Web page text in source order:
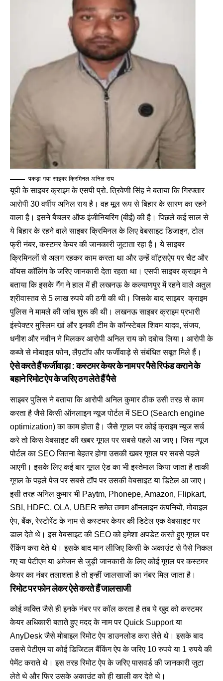
पकड़ा गया साइबर क्रिमिनल अनिल राय
यूपी के साइबर क्राइम के एसपी प्रो. त्रिवेणी सिंह ने बताया कि गिरफ्तार
आरोपी 30 वर्षीय अनिल राय है। वह मूल रूप से बिहार के सारण का रहने
वाला है। इसने बैचलर ऑफ इंजीनियरिंग (बीई) की है। पिछले कई साल से
ये बिहार के रहने वाले साइबर क्रिमिनल के लिए वेबसाइट डिजाइन, टोल
फ्री नंबर, कस्टमर केयर की जानकारी जुटाता रहा है। ये साइबर
क्रिमिनलों से अलग रहकर काम करता था और उन्हें वॉट्सऐप पर चैट और
वॉयस कॉलिंग के जरिए जानकारी देता रहता था। एसपी साइबर क्राइम ने
बताया कि इसके गैंग ने हाल में ही लखनऊ के कल्याणपुर में रहने वाले अतुल
श्रीवास्तव से 5 लाख रुपये की ठगी की थी। जिसके बाद साइबर क्राइम
पुलिस ने मामले की जांच शुरू की थी। लखनऊ साइबर क्राइम प्रभारी
इंस्पेक्टर मुस्लिम खां और इनकी टीम के कॉन्स्टेबल शिवम यादव, संजय,
धनीश और नवीन ने मिलकर आरोपी अनिल राय को दबोच लिया। आरोपी के
कब्जे से मोबाइल फोन, लैप़टॉप और फर्जीवाड़े से संबंधित सबूत मिले हैं।
ऐसे करते हैं फर्जीवाड़ा : कस्टमर केयर के नाम पर पैसे रिफंड कराने के
बहाने रिमोट ऐप के जरिए ठग लेते हैं पैसे
साइबर पुलिस ने बताया कि आरोपी अनिल कुमार ठीक उसी तरह से काम
करता है जैसे किसी ऑनलाइन न्यूज पोर्टल में SEO (Search engine
optimization) का काम होता है। जैसे गूगल पर कोई क्राइम न्यूज सर्च
करे तो किस वेबसाइट की खबर गूगल पर सबसे पहले आ जाए। जिस न्यूज
पोर्टल का SEO जितना बेहतर होगा उसकी खबर गूगल पर सबसे पहले
आएगी। इसके लिए कई बार गूगल ऐड का भी इस्तेमाल किया जाता है ताकी
गूगल के पहले पेज पर सबसे टॉप पर उसकी वेबसाइट या डिटेल आ जाए।
इसी तरह अनिल कुमार भी Paytm, Phonepe, Amazon, Flipkart,
SBI, HDFC, OLA, UBER समेत तमाम ऑनलाइन कंपनियों, मोबाइल
ऐप, बैंक, रेस्टोरेंट के नाम से कस्टमर केयर की डिटेल एक वेबसाइट पर
डाल देते थे। इस वेबसाइट की SEO को हमेशा अपडेट करते हुए गूगल पर
रैंकिंग करा देते थे। इसके बाद मान लीजिए किसी के अकाउंट से पैसे निकल
गए या पेटीएम या अमेजन से जुड़ी जानकारी के लिए कोई गूगल पर कस्टमर
केयर का नंबर तलाशता है तो इन्हीं जालसाजों का नंबर मिल जाता है।
रिमोट पर फोन लेकर ऐसे करते हैं जालसाजी
कोई व्यक्ति जैसे ही इनके नंबर पर कॉल करता है तब ये खुद को कस्टमर
केयर अधिकारी बताते हुए मदद के नाम पर Quick Support या
AnyDesk जैसे मोबाइल रिमोट ऐप डाउनलोड करा लेते थे। इसके बाद
उससे पेटीएम या कोई डिजिटल बैंकिंग ऐप के जरिए 10 रुपये या 1 रुपये की
पेमेंट कराते थे। इस तरह रिमोट ऐप के जरिए पासवर्ड की जानकारी जुटा
लेते थे और फिर उसके अकाउंट को ही खाली कर देते थे।